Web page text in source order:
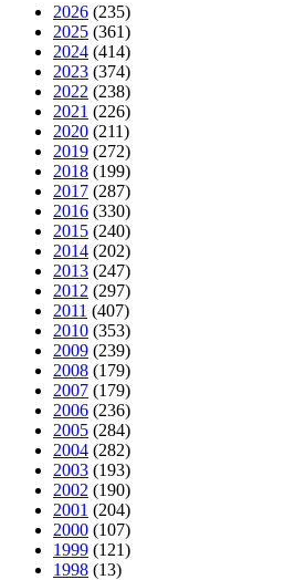
2026 (235)
2025 (361)
2024 (414)
2023 (374)
2022 (238)
2021 (226)
2020 (211)
2019 (272)
2018 (199)
2017 (287)
2016 (330)
2015 (240)
2014 (202)
2013 (247)
2012 (297)
2011 (407)
2010 (353)
2009 (239)
2008 (179)
2007 (179)
2006 (236)
2005 (284)
2004 (282)
2003 (193)
2002 (190)
2001 (204)
2000 (107)
1999 (121)
1998 (13)